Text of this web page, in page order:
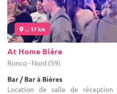
... 17 km
At Home Bière
Roncq - Nord (59)
Bar / Bar à Bières
Location de salle de